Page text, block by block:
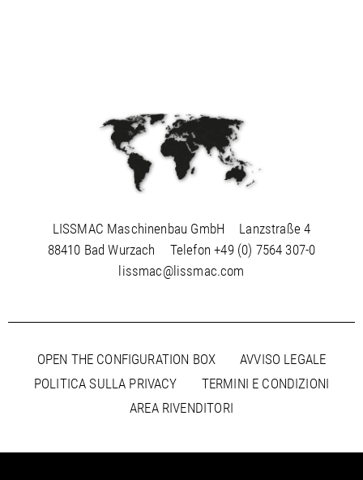
LISSMAC Maschinenbau GmbH
Lanzstraße 4
88410 Bad Wurzach
Telefon+49 (0) 7564 307-0
lissmac@lissmac.com
OPEN THE CONFIGURATION BOX
AVVISO LEGALE
POLITICA SULLA PRIVACY
TERMINI E CONDIZIONI
AREA RIVENDITORI